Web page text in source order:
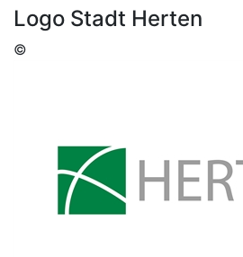
Logo Stadt Herten
©